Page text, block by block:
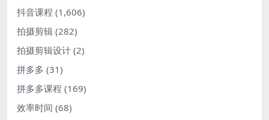
抖音课程 (1,606)
拍摄剪辑 (282)
拍摄剪辑设计 (2)
拼多多 (31)
拼多多课程 (169)
效率时间 (68)